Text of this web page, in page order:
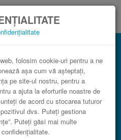
folosim cookie-uri pentru a ne
așa cum vă așteptați,
pe site-ul nostru, pentru a
a ajuta la eforturile noastre de
de acord cu stocarea tuturor
dvs. Puteți gestiona
Puteți găsi mai multe
CURSĂ